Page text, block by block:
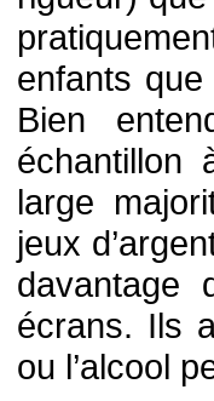
enfants
Bien
large
jeux
davantage
écrans. Ils
ou l’alcool